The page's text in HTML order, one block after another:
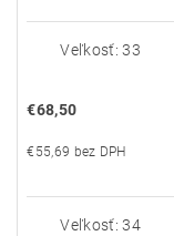
Veľkosť: 33
€68,50
€55,69 bez DPH
Veľkosť: 34